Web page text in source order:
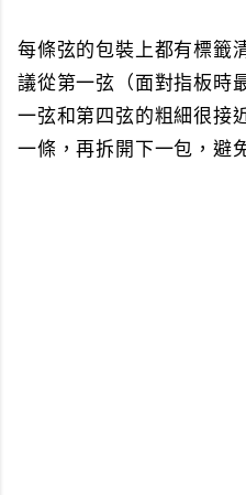
每條弦的包裝上都有標籤
議從第一弦（面對指板時
一弦和第四弦的粗細很接
一條，再拆開下一包，避